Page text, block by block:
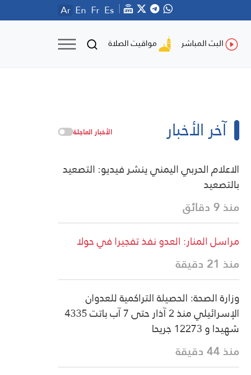
Ar En Fr Es
البث المباشر مواقيت الصلاة
آخر الأخبار الأخبار العاجلة
الاعلام الحربي اليمني ينشر فيديو: التصعيد
بالتصعيد
منذ 9 دقائق
مراسل المنار: العدو نفذ تفجيرا في حولا
منذ 21 دقيقة
وزارة الصحة: الحصيلة التراكمية للعدوان
الإسرائيلي منذ 2 آذار حتى 7 آب باتت 4335
شهيدا و 12273 جريحا
منذ 44 دقيقة